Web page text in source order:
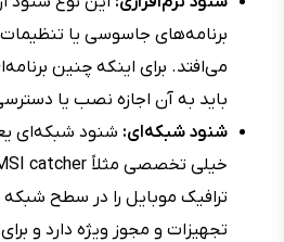
برنامه‌های جاسوسی یا
می‌افتد. برای اینکه چنین
باید به آن اجازه نصب یا
شنود شبکه‌ای: شنود شبکه‌ای
ترافیک موبایل را در سطح شبکه
تجهیزات و مجوز ویژه دارد و